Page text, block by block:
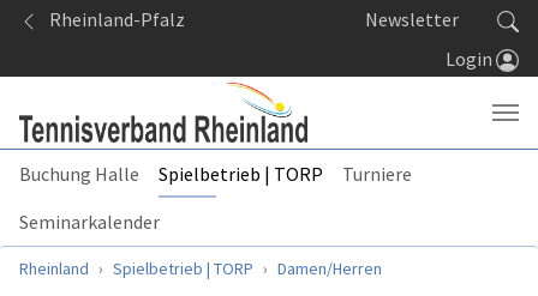
Springe zum Seiteninhalt
Rheinland-Pfalz
Newsletter
Login
Buchung Halle Spielbetrieb | TORP
Turniere
Seminarkalender
Sie sind hier:
Rheinland Spielbetrieb | TORP Damen/Herren